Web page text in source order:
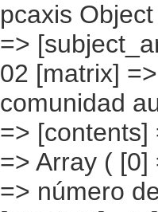
pcaxis Object ( [axis_version] => [creation_date] => 20080709 [note] => [subject_area] => Hogares de los inmigrantes [subject_code] => 02 [matrix] => 02004 [title] => Hogares con inmigrantes por comunidad autónoma, según nacidos en el extranjero [description] => [contents] => Hogares con inmigrantes [units] => hogares [stub] => Array ( [0] => comunidades autónomas ) [heading] => Array ( [0] => número de personas del hogar nacidas en el extranjero ) [prestext] => [values] => Array ( [:www.ine.es tel: " "+34 91 5839100 "; VALUES("comunidades autónomas] => Array ( [0] => Total [1] => Andalucía [2] => Aragón [3] => Asturias (Principado de) [4] => Balears (IIles) [5] => Canarias [6] => Cantabria [7] =>